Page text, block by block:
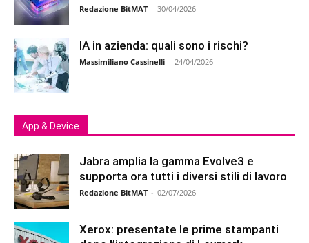
Redazione BitMAT - 30/04/2026
IA in azienda: quali sono i rischi?
Massimiliano Cassinelli - 24/04/2026
App & Device
Jabra amplia la gamma Evolve3 e
supporta ora tutti i diversi stili di lavoro
Redazione BitMAT - 02/07/2026
Xerox: presentate le prime stampanti